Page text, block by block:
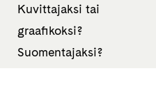
Kuvittajaksi tai
graafikoksi?
Suomentajaksi?